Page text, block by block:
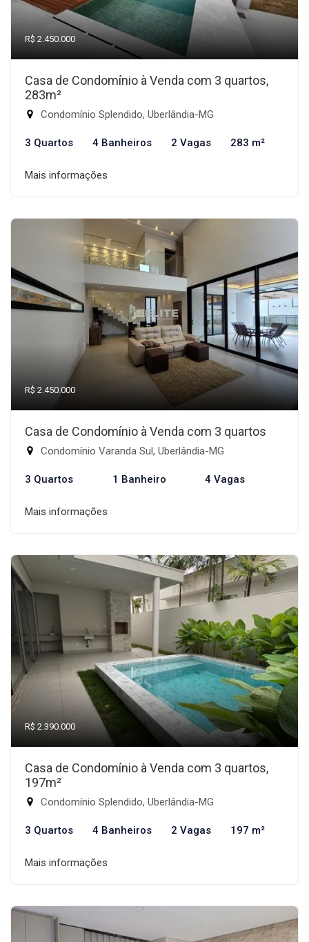
R$ 2.450.000
Casa de Condomínio à Venda com 3 quartos,
283m²
Condomínio Splendido, Uberlândia-MG
3 Quartos 4 Banheiros 2 Vagas 283 m²
Mais informações
R$ 2.450.000
Casa de Condomínio à Venda com 3 quartos
Condomínio Varanda Sul, Uberlândia-MG
3 Quartos 1 Banheiro 4 Vagas
Mais informações
R$ 2.390.000
Casa de Condomínio à Venda com 3 quartos,
197m²
Condomínio Splendido, Uberlândia-MG
3 Quartos 4 Banheiros 2 Vagas 197 m²
Mais informações